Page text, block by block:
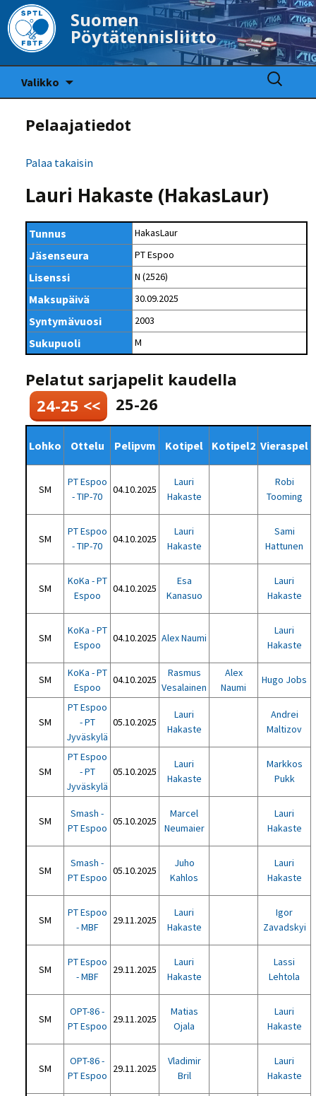
Suomen
Pöytätennisliitto
Valikko
Haku:
Pelaajatiedot
Palaa takaisin
Lauri Hakaste (HakasLaur)
Tunnus HakasLaur
Jäsenseura PT Espoo
Lisenssi N (2526)
Maksupäivä 30.09.2025
Syntymävuosi 2003
Sukupuoli M
Pelatut sarjapelit kaudella
24-25 <<
25-26
Lohko Ottelu Pelipvm Kotipel Kotipel2 Vieraspel
SM
PT Espoo
- TIP-70
04.10.2025
Lauri
Hakaste
Robi
Tooming
SM
PT Espoo
- TIP-70
04.10.2025
Lauri
Hakaste
Sami
Hattunen
SM
KoKa - PT
Espoo
04.10.2025
Esa
Kanasuo
Lauri
Hakaste
SM
KoKa - PT
Espoo
04.10.2025 Alex Naumi
Lauri
Hakaste
SM
KoKa - PT
Espoo
04.10.2025
Rasmus
Vesalainen
Alex
Naumi
Hugo Jobs
SM
PT Espoo
- PT
Jyväskylä
05.10.2025
Lauri
Hakaste
Andrei
Maltizov
SM
PT Espoo
- PT
Jyväskylä
05.10.2025
Lauri
Hakaste
Markkos
Pukk
SM
Smash -
PT Espoo
05.10.2025
Marcel
Neumaier
Lauri
Hakaste
SM
Smash -
PT Espoo
05.10.2025
Juho
Kahlos
Lauri
Hakaste
SM
PT Espoo
- MBF
29.11.2025
Lauri
Hakaste
Igor
Zavadskyi
SM
PT Espoo
- MBF
29.11.2025
Lauri
Hakaste
Lassi
Lehtola
SM
OPT-86 -
PT Espoo
29.11.2025
Matias
Ojala
Lauri
Hakaste
SM
OPT-86 -
PT Espoo
29.11.2025
Vladimir
Bril
Lauri
Hakaste